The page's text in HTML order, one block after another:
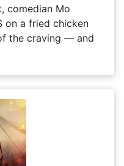
comedian Mo
on a fried chicken
the craving — and